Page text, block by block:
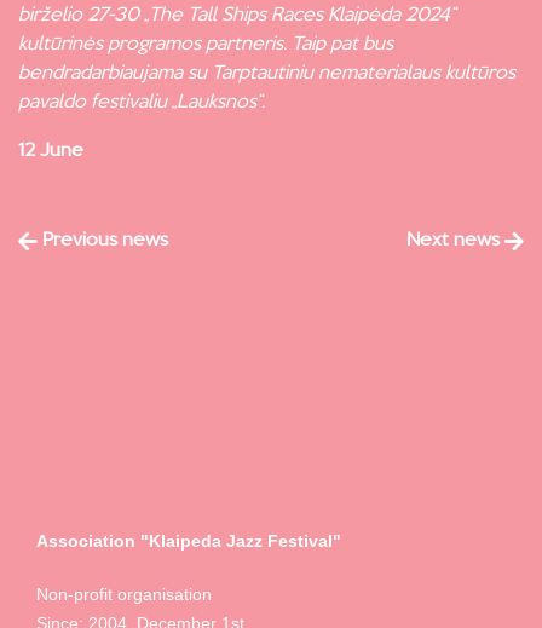
birželio 27-30 „The Tall Ships Races Klaipėda 2024“
kultūrinės programos partneris. Taip pat bus
bendradarbiaujama su Tarptautiniu nematerialaus kultūros
pavaldo festivaliu „Lauksnos“.
12 June
Previous news Next news
Association "Klaipeda Jazz Festival"
Non-profit organisation
Since: 2004, December 1st.